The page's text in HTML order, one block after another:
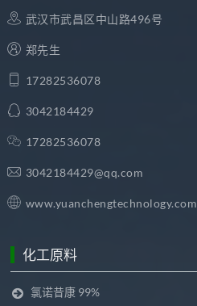
武汉市武昌区中山路496号
郑先生
17282536078
3042184429
17282536078
3042184429@qq.com
www.yuanchengtechnology.com
化工原料
氯诺昔康 99%